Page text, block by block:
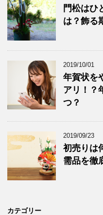
門松はひ
は？飾る
2019/10/01
年賀状を
アリ！？
つ？
2019/09/23
初売りは
需品を徹
カテゴリー